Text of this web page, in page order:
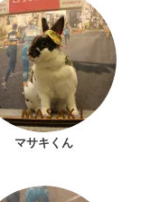
マサキくん